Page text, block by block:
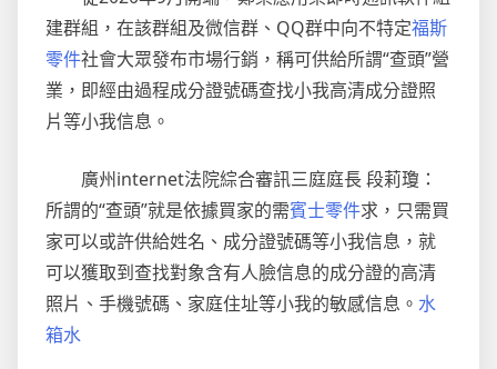
建群組，在該群組及微信群、QQ群中向不特定福斯
零件社會大眾發布市場行銷，稱可供給所謂“查頭”營
業，即經由過程成分證號碼查找小我高清成分證照
片等小我信息。
廣州internet法院綜合審訊三庭庭長 段莉瓊：
所謂的“查頭”就是依據買家的需賓士零件求，只需買
家可以或許供給姓名、成分證號碼等小我信息，就
可以獲取到查找對象含有人臉信息的成分證的高清
照片、手機號碼、家庭住址等小我的敏感信息。 水
箱水